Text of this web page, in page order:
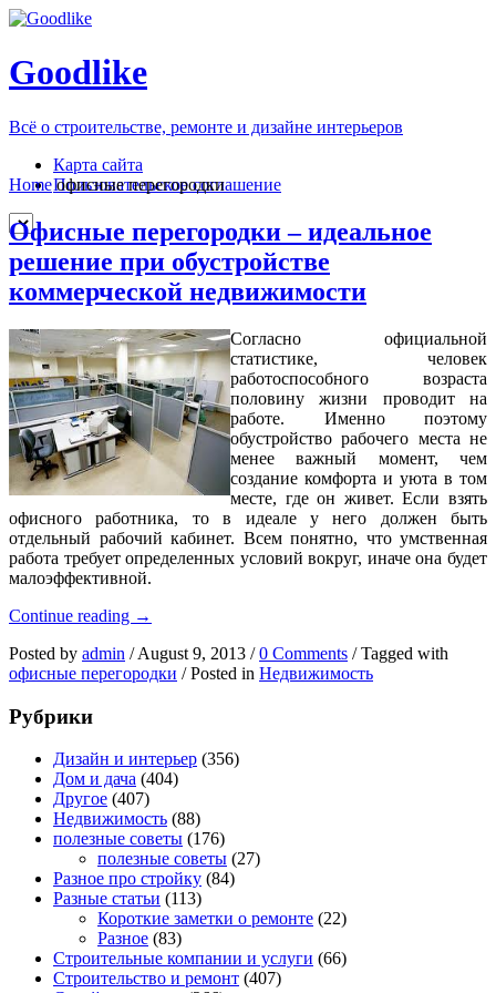
Goodlike
Всё о строительстве, ремонте и дизайне интерьеров
Карта сайта
Пользовательское соглашение
Home офисные перегородки
Офисные перегородки – идеальное
решение при обустройстве
коммерческой недвижимости
Согласно официальной
статистике, человек
работоспособного возраста
половину жизни проводит на
работе. Именно поэтому
обустройство рабочего места не
менее важный момент, чем
создание комфорта и уюта в том
месте, где он живет.Если взять
офисного работника, то в идеале у него должен быть
отдельный рабочий кабинет. Всем понятно, что умственная
работа требует определенных условий вокруг, иначе она будет
малоэффективной.
Continue reading Офисные
–
идеальное
коммерческой
недвижимости
→
Posted by admin / August 9, 2013 / 0 Comments / Tagged with
офисные перегородки / Posted in Недвижимость
Рубрики
Дизайн и интерьер (356)
Дом и дача (404)
Другое (407)
Недвижимость (88)
полезные советы (176)
полезные советы (27)
Разное про стройку (84)
Разные статьи (113)
Короткие заметки о ремонте (22)
Разное (83)
Строительные компании и услуги (66)
Строительство и ремонт (407)